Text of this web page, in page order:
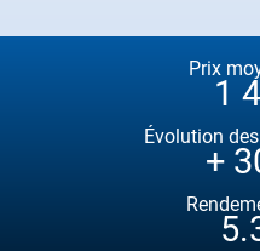
Prix
1
Évolution
+